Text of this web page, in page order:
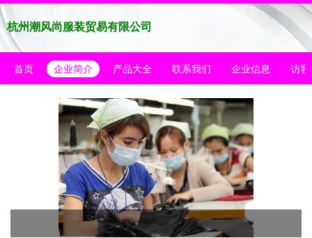
杭州潮风尚服装贸易有限公司
首页 企业简介 产品大全 联系我们 企业信息 访客